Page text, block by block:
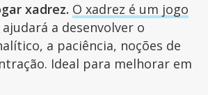
xadrez. O xadrez é um jogo
ajudará a desenvolver o
a paciência, noções de
Ideal para melhorar em